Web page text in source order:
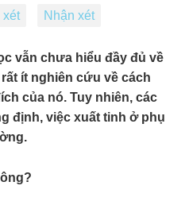
xét Nhận xét
vẫn chưa hiểu đầy đủ về
ít nghiên cứu về cách
của nó. Tuy nhiên, các
định, việc xuất tinh ở phụ